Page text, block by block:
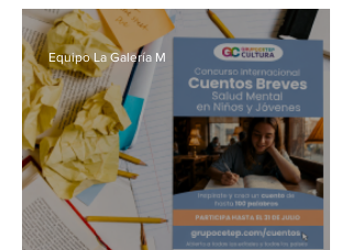
reyes gracias al apoyo de
BancoEstado
Equipo La Galería M